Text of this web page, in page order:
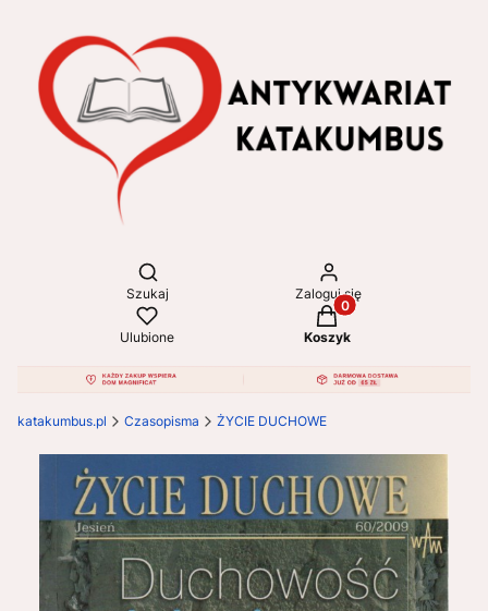
Otwórz wyszukiwarkę
Szukaj Zaloguj się
Ulubione
Produkty w koszyku:
Koszyk
katakumbus.pl Czasopisma ŻYCIE DUCHOWE